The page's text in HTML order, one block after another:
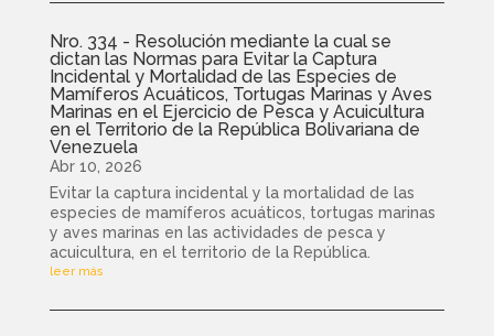
Nro. 334 - Resolución mediante la cual se
dictan las Normas para Evitar la Captura
Incidental y Mortalidad de las Especies de
Mamíferos Acuáticos, Tortugas Marinas y Aves
Marinas en el Ejercicio de Pesca y Acuicultura
en el Territorio de la República Bolivariana de
Venezuela
Abr 10, 2026
Evitar la captura incidental y la mortalidad de las
especies de mamíferos acuáticos, tortugas marinas
y aves marinas en las actividades de pesca y
acuicultura, en el territorio de la República.
leer más